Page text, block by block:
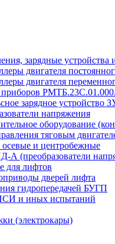
зарядные устройства
двигателя
двигателя
зарядное устройство
напряжения
оборудование
тяговым
и центробежные
А (преобразователи
для лифтов
дверей лифта
гидропередачей БУГП
и иных испытаний
(электрокары)